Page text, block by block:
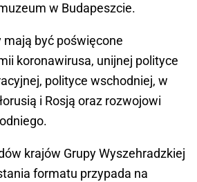
w Budapeszcie.
być poświęcone
koronawirusa, unijnej polityce
polityce wschodniej, w
i Rosją oraz rozwojowi
krajów Grupy Wyszehradzkiej
formatu przypada na